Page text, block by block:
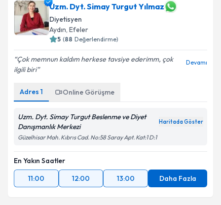
Uzm. Dyt. Simay Turgut Yılmaz
Diyetisyen
Aydın, Efeler
5 (88 Değerlendirme)
Çok memnun kaldım herkese tavsiye ederimm, çok
ilgili biri
Devamı
Adres 1 Online Görüşme
Uzm. Dyt. Simay Turgut Beslenme ve Diyet
Danışmanlık Merkezi
Haritada Göster
Güzelhisar Mah. Kıbrıs Cad. No:58 Saray Apt. Kat:1 D:1
En Yakın Saatler
11:00
12:00 13:00 Daha Fazla